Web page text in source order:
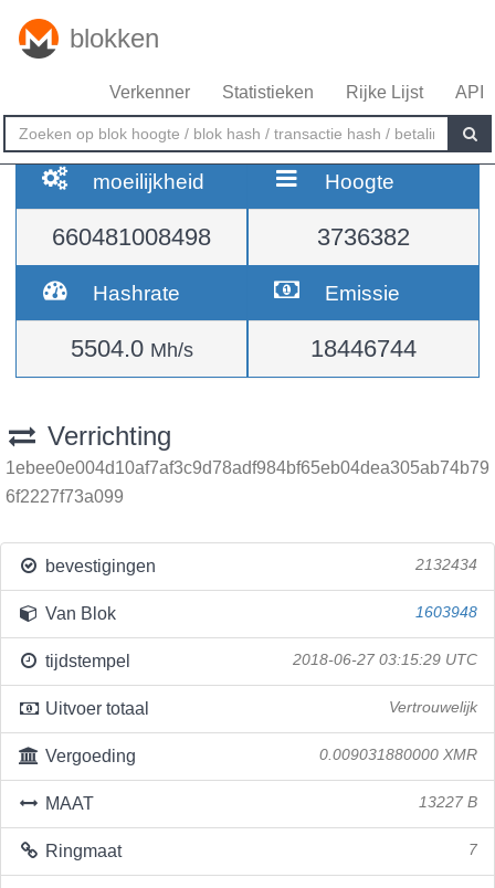
blokken
Verkenner Statistieken Rijke Lijst API
moeilijkheid
660481008498
Hoogte
3736382
Hashrate
5504.0 Mh/s
Emissie
18446744
Verrichting
1ebee0e004d10af7af3c9d78adf984bf65eb04dea305ab74b79
6f2227f73a099
bevestigingen 2132434
Van Blok 1603948
tijdstempel 2018-06-27 03:15:29 UTC
Uitvoer totaal Vertrouwelijk
Vergoeding 0.009031880000 XMR
MAAT 13227 B
Ringmaat 7